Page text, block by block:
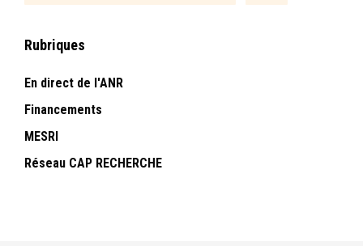
Rubriques
En direct de l'ANR
Financements
MESRI
Réseau CAP RECHERCHE